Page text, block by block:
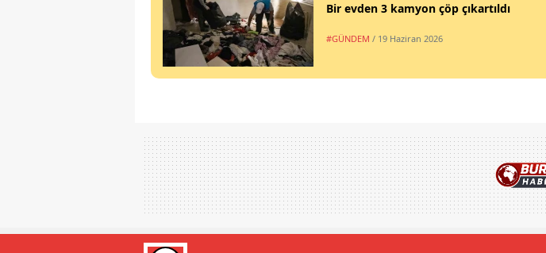
Bir evden 3 kamyon çöp çıkartıldı
#GÜNDEM / 19 Haziran 2026